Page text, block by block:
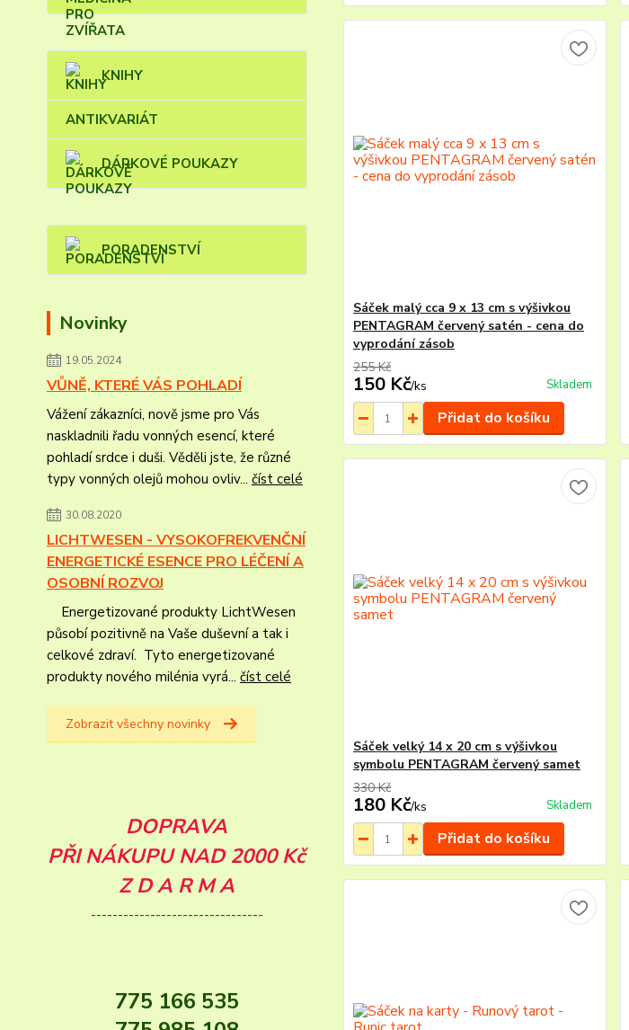
KNIHY
ANTIKVARIÁT
DÁRKOVÉ POUKAZY
PORADENSTVÍ
Novinky
19.05.2024
VŮNĚ, KTERÉ VÁS POHLADÍ
Vážení zákazníci, nově jsme pro Vás
naskladnili řadu vonných esencí, které
pohladí srdce i duši. Věděli jste, že různé
typy vonných olejů mohou ovliv... číst celé
30.08.2020
LICHTWESEN - VYSOKOFREKVENČNÍ
ENERGETICKÉ ESENCE PRO LÉČENÍ A
OSOBNÍ ROZVOJ
Energetizované produkty LichtWesen
působí pozitivně na Vaše duševní a tak i
celkové zdraví. Tyto energetizované
produkty nového milénia vyrá... číst celé
Zobrazit všechny novinky
DOPRAVA
PŘI NÁKUPU NAD 2000 Kč
Z D A R M A
--------------------------------
775 166 535
Sáček malý cca 9 x 13 cm s výšivkou
PENTAGRAM červený satén - cena do
vyprodání zásob
255 Kč
150 Kč/ks Skladem
Přidat do košíku
Sáček velký 14 x 20 cm s výšivkou
symbolu PENTAGRAM červený samet
330 Kč
180 Kč/ks Skladem
Přidat do košíku